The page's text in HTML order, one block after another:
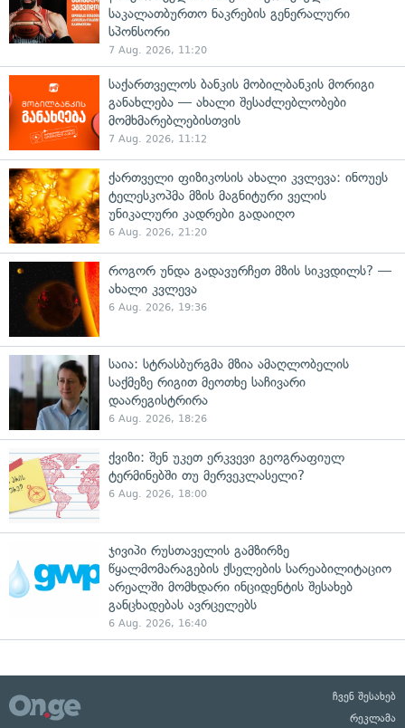
საკალათბურთო ნაკრების გენერალური
სპონსორი
7 Aug. 2026, 11:20
საქართველოს ბანკის მობილბანკის მორიგი
განახლება — ახალი შესაძლებლობები
მომხმარებლებისთვის
7 Aug. 2026, 11:12
ქართველი ფიზიკოსის ახალი კვლევა: ინოუეს
ტელესკოპმა მზის მაგნიტური ველის
უნიკალური კადრები გადაიღო
6 Aug. 2026, 21:20
როგორ უნდა გადავურჩეთ მზის სიკვდილს? —
ახალი კვლევა
6 Aug. 2026, 19:36
საია: სტრასბურგმა მზია ამაღლობელის
საქმეზე რიგით მეოთხე საჩივარი
დაარეგისტრირა
6 Aug. 2026, 18:26
ქვიზი: შენ უკეთ ერკვევი გეოგრაფიულ
ტერმინებში თუ მერვეკლასელი?
6 Aug. 2026, 18:00
ჯივიპი რუსთაველის გამზირზე
წყალმომარაგების ქსელების სარეაბილიტაციო
არეალში მომხდარი ინციდენტის შესახებ
განცხადებას ავრცელებს
6 Aug. 2026, 16:40
ჩვენ შესახებ
რეკლამა